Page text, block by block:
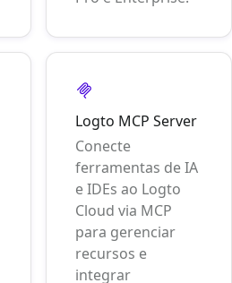
Logto MCP Server
Conecte
ferramentas de IA
e IDEs ao Logto
Cloud via MCP
para gerenciar
recursos e
integrar